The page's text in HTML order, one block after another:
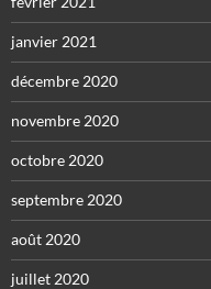
janvier 2021
décembre 2020
novembre 2020
octobre 2020
septembre 2020
août 2020
juillet 2020